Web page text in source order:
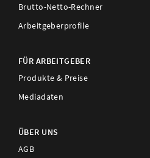
Brutto-Netto-Rechner
Arbeitgeberprofile
FÜR ARBEITGEBER
Produkte & Preise
Mediadaten
ÜBER UNS
AGB